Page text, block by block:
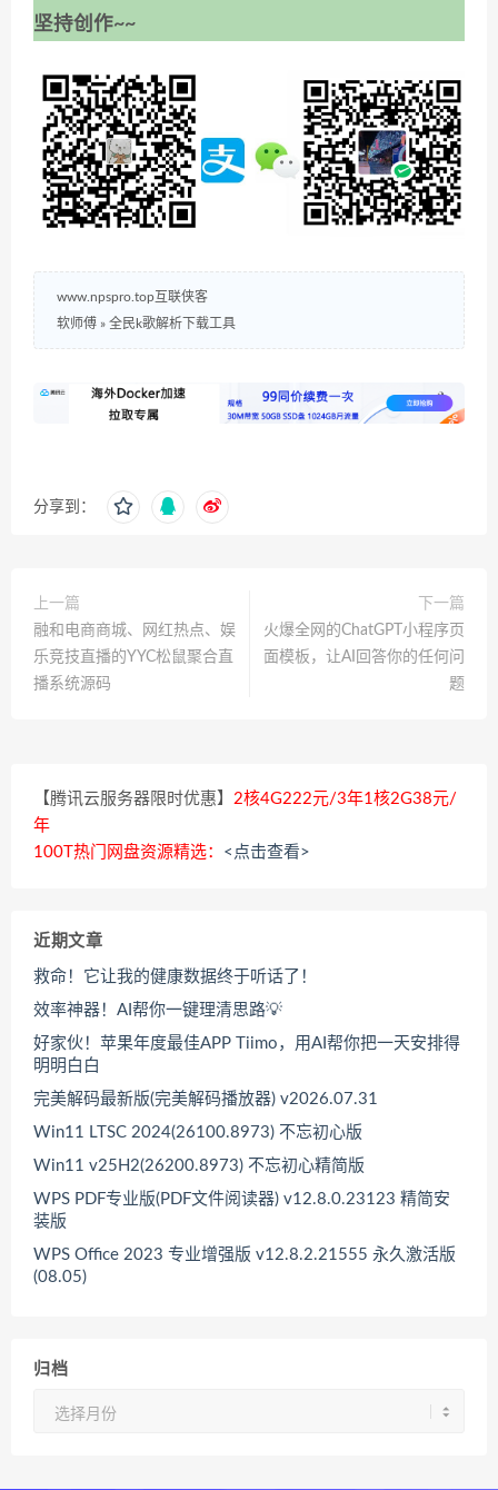
坚持创作~~
www.npspro.top互联侠客
软师傅 » 全民k歌解析下载工具
分享到：
上一篇
融和电商商城、网红热点、娱
乐竞技直播的YYC松鼠聚合直
播系统源码
下一篇
火爆全网的ChatGPT小程序页
面模板，让AI回答你的任何问
题
【腾讯云服务器限时优惠】 2核4G222元/3年1核2G38元/
年
100T热门网盘资源精选： <点击查看>
近期文章
救命！它让我的健康数据终于听话了！
效率神器！AI帮你一键理清思路💡
好家伙！苹果年度最佳APP Tiimo，用AI帮你把一天安排得
明明白白
完美解码最新版(完美解码播放器) v2026.07.31
Win11 LTSC 2024(26100.8973) 不忘初心版
Win11 v25H2(26200.8973) 不忘初心精简版
WPS PDF专业版(PDF文件阅读器) v12.8.0.23123 精简安
装版
WPS Office 2023 专业增强版 v12.8.2.21555 永久激活版
(08.05)
归档